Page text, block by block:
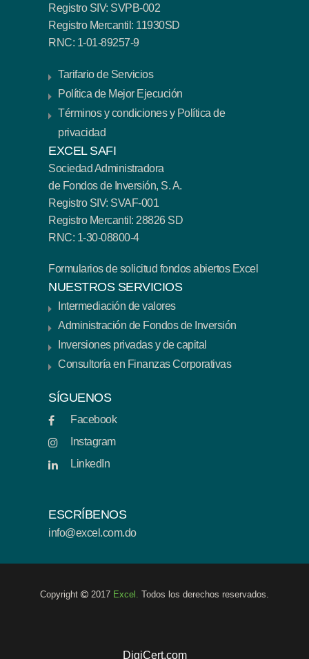
Registro SIV: SVPB-002
Registro Mercantil: 11930SD
RNC: 1-01-89257-9
Tarifario de Servicios
Política de Mejor Ejecución
Términos y condiciones y Política de
privacidad
EXCEL SAFI
Sociedad Administradora
de Fondos de Inversión, S. A.
Registro SIV: SVAF-001
Registro Mercantil: 28826 SD
RNC: 1-30-08800-4
Formularios de solicitud fondos abiertos Excel
NUESTROS SERVICIOS
Intermediación de valores
Administración de Fondos de Inversión
Inversiones privadas y de capital
Consultoría en Finanzas Corporativas
SÍGUENOS
Facebook
Instagram
LinkedIn
ESCRÍBENOS
info@excel.com.do
Copyright 2017 Excel. Todos los derechos reservados.
DigiCert.com